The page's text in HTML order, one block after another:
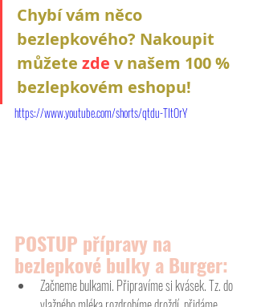
Chybí vám něco
bezlepkového? Nakoupit
můžete zde v našem 100 %
bezlepkovém eshopu!
https://www.youtube.com/shorts/qtdu-TItOrY
POSTUP přípravy na
bezlepkové bulky a Burger:
Začneme bulkami. Připravíme si kvásek. Tz. do